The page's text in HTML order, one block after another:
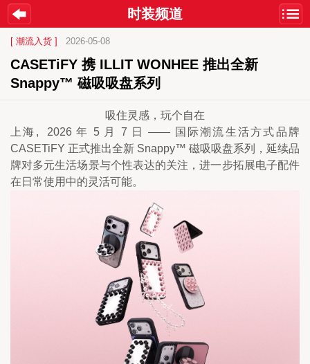
时装频道
[ 潮流入货 ] 2026-05-08
CASETiFY 携 ILLIT WONHEE 推出全新
Snappy™ 磁吸吸盘系列
吸住灵感，玩个自在
上海,  2026 年 5 月 7 日 —— 国际潮流生活方式品牌
CASETiFY 正式推出全新 Snappy™ 磁吸吸盘系列，延续品
牌对多元生活场景与个性表达的关注，进一步拓展电子配件
在日常使用中的灵活可能。